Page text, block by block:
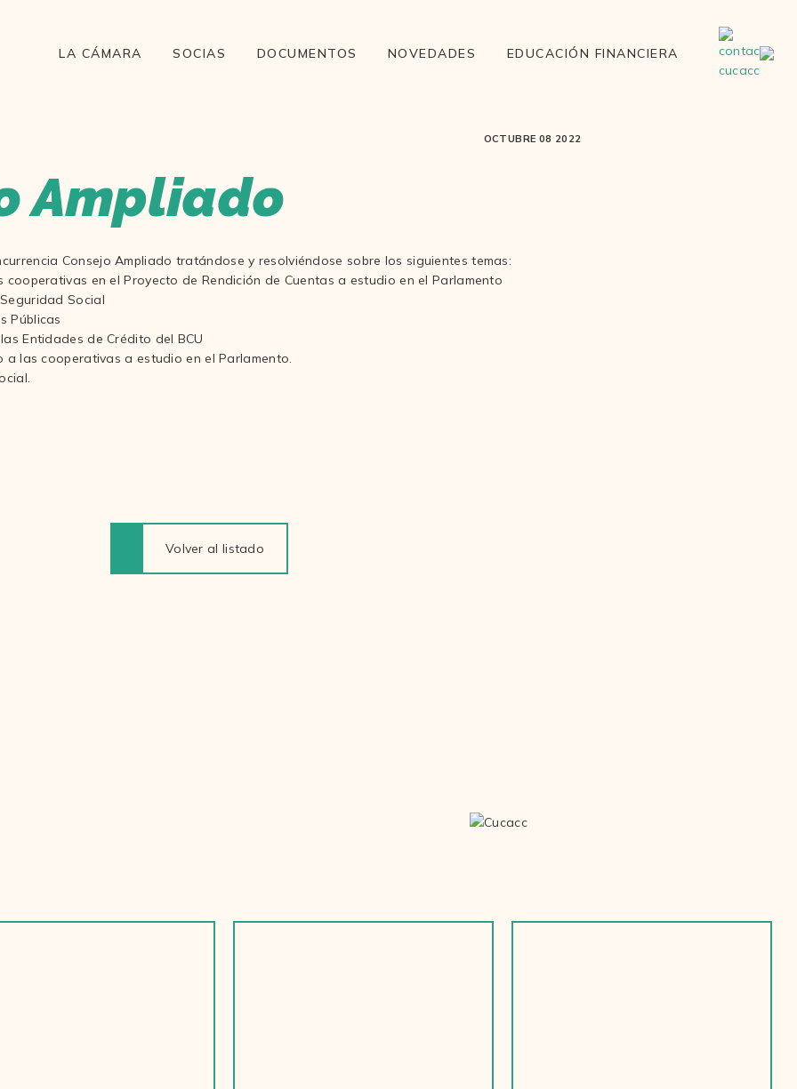
LA CÁMARA SOCIAS DOCUMENTOS NOVEDADES EDUCACIÓN FINANCIERA
OCTUBRE 08 2022
Ampliado
Consejo Ampliado tratándose y resolviéndose sobre los siguientes temas:
cooperativas en el Proyecto de Rendición de Cuentas a estudio en el Parlamento
Social
Públicas
Entidades de Crédito del BCU
a las cooperativas a estudio en el Parlamento.
Volver al listado